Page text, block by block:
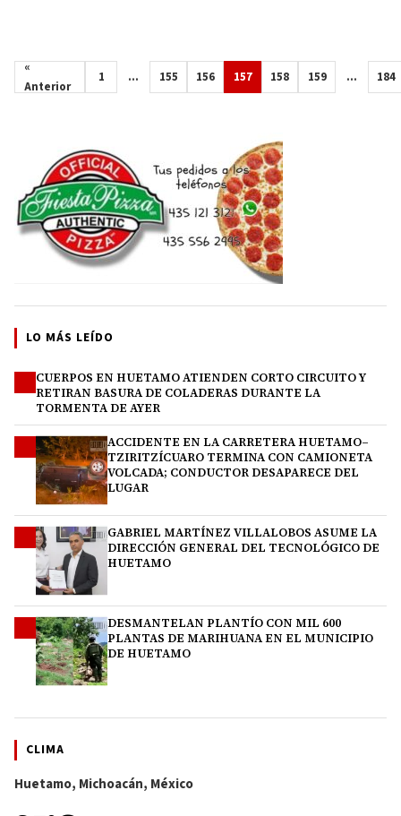
«
Anterior
1 … 155 156 157 158 159 … 184
LO MÁS LEÍDO
CUERPOS EN HUETAMO ATIENDEN CORTO CIRCUITO Y
RETIRAN BASURA DE COLADERAS DURANTE LA
TORMENTA DE AYER
ACCIDENTE EN LA CARRETERA HUETAMO–
TZIRITZÍCUARO TERMINA CON CAMIONETA
VOLCADA; CONDUCTOR DESAPARECE DEL
LUGAR
GABRIEL MARTÍNEZ VILLALOBOS ASUME LA
DIRECCIÓN GENERAL DEL TECNOLÓGICO DE
HUETAMO
DESMANTELAN PLANTÍO CON MIL 600
PLANTAS DE MARIHUANA EN EL MUNICIPIO
DE HUETAMO
CLIMA
Huetamo, Michoacán, México